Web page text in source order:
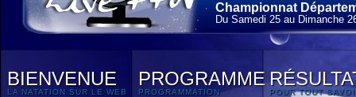
Championnat
Du Samedi 25 au Dimanche
BIENVENUE
LA NATATION SUR LE WEB
PROGRAMME
PROGRAMMATION POUR TOUT